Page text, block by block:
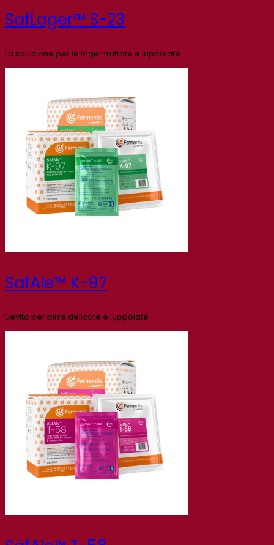
SafLager™ S-23
La soluzione per le lager fruttate e luppolate
SafAle™ K-97
Lievito per birre delicate e luppolate